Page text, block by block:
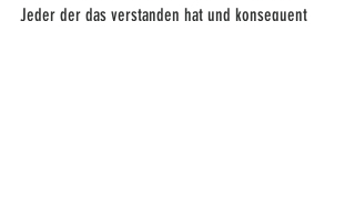
Jeder der das verstanden hat und konsequent